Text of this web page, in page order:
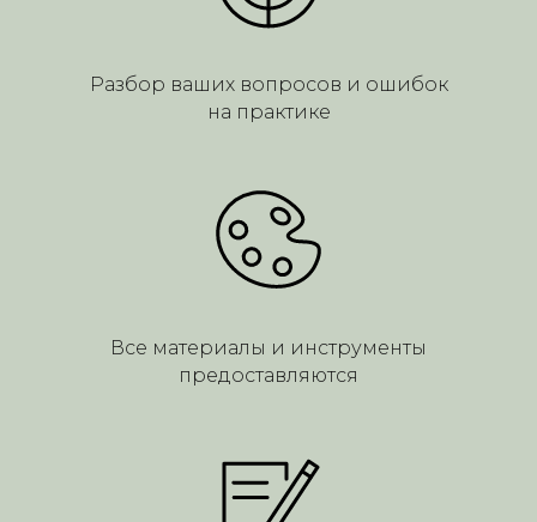
Разбор ваших вопросов и ошибок
на практике
Все материалы и инструменты
предоставляются